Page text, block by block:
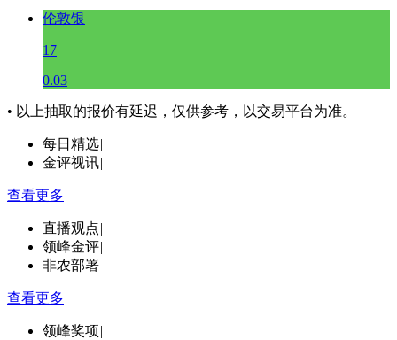
伦敦银
17
0.03
• 以上抽取的报价有延迟，仅供参考，以交易平台为准。
每日精选|
金评视讯|
查看更多
直播观点|
领峰金评|
非农部署
查看更多
领峰奖项|